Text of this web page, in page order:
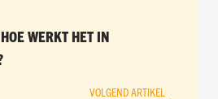
WERKT HET IN
VOLGEND ARTIKEL